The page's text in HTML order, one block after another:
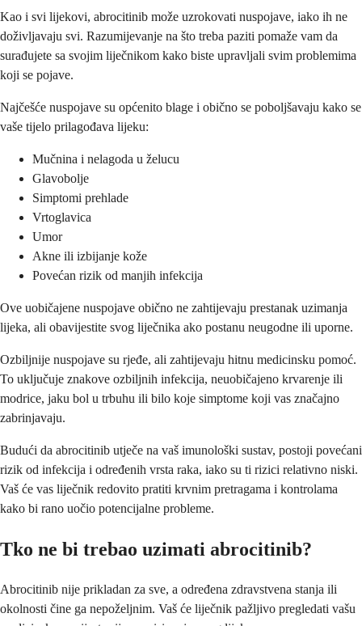
Kao i svi lijekovi, abrocitinib može uzrokovati nuspojave, iako ih ne
doživljavaju svi. Razumijevanje na što treba paziti pomaže vam da
surađujete sa svojim liječnikom kako biste upravljali svim problemima
koji se pojave.
Najčešće nuspojave su općenito blage i obično se poboljšavaju kako se
vaše tijelo prilagođava lijeku:
Mučnina i nelagoda u želucu
Glavobolje
Simptomi prehlade
Vrtoglavica
Umor
Akne ili izbijanje kože
Povećan rizik od manjih infekcija
Ove uobičajene nuspojave obično ne zahtijevaju prestanak uzimanja
lijeka, ali obavijestite svog liječnika ako postanu neugodne ili uporne.
Ozbiljnije nuspojave su rjeđe, ali zahtijevaju hitnu medicinsku pomoć.
To uključuje znakove ozbiljnih infekcija, neuobičajeno krvarenje ili
modrice, jaku bol u trbuhu ili bilo koje simptome koji vas značajno
zabrinjavaju.
Budući da abrocitinib utječe na vaš imunološki sustav, postoji povećani
rizik od infekcija i određenih vrsta raka, iako su ti rizici relativno niski.
Vaš će vas liječnik redovito pratiti krvnim pretragama i kontrolama
kako bi rano uočio potencijalne probleme.
Tko ne bi trebao uzimati abrocitinib?
Abrocitinib nije prikladan za sve, a određena zdravstvena stanja ili
okolnosti čine ga nepoželjnim. Vaš će liječnik pažljivo pregledati vašu